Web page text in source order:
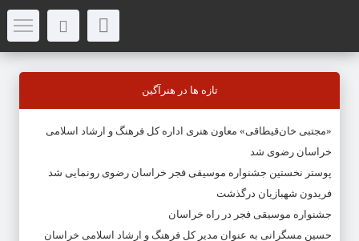
تازه ها در هنرآگین
«مجتبی خان‌قیطاقی» معاون هنری اداره کل فرهنگ و ارشاد اسلامی
خراسان رضوی شد
پوستر نخستین جشنواره موسیقی فجر خراسان رضوی رونمایی شد
فریدون شهبازیان درگذشت
جشنواره موسیقی فجر در راه خراسان
حسین مسگرانی به عنوان مدیر کل فرهنگ و ارشاد اسلامی خراسان